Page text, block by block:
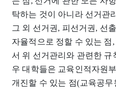
탁하는 것이 아니라 선거관
그 외 선거권, 피선거권, 선
자율적으로 정할 수 있는 점
서 위 선거관리와 관련한 규
우 대학들은 교육인적자원
개진할 수 있는 점(교육공